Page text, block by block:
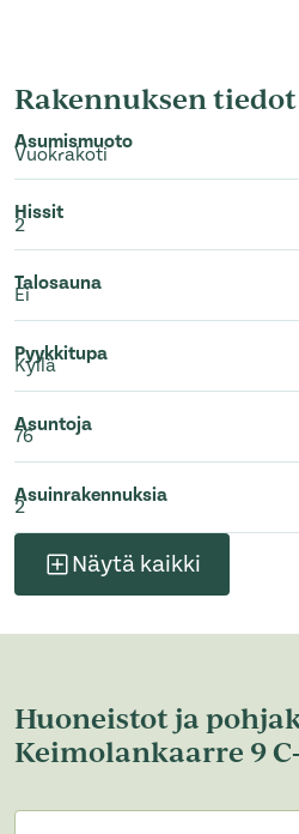
Rakennuksen tiedot
Asumismuoto
Vuokrakoti
Hissit
2
Talosauna
Ei
Pyykkitupa
Kyllä
Asuntoja
76
Asuinrakennuksia
2
Näytä kaikki
Huoneistot ja
Keimolankaarre 9